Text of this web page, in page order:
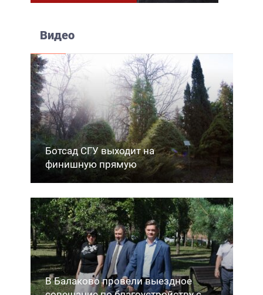
Видео
Ботсад СГУ выходит на
финишную прямую
В Балаково провели выездное